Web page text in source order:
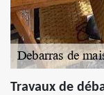
Travaux de